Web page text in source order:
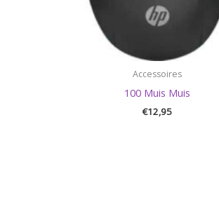
Accessoires
100 Muis Muis
€12,95